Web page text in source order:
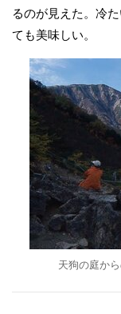
るのが見えた。冷
ても美味しい。
天狗の庭か